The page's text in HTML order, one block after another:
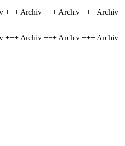
+++ Archiv +++ Archiv +++ Archiv
+++ Archiv +++ Archiv +++ Archiv